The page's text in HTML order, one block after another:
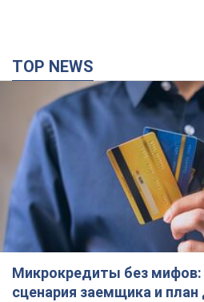
TOP NEWS
Микрокредиты без мифов:
сценария заемщика и